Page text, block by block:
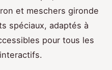
et meschers gironde
spéciaux, adaptés à
pour tous les